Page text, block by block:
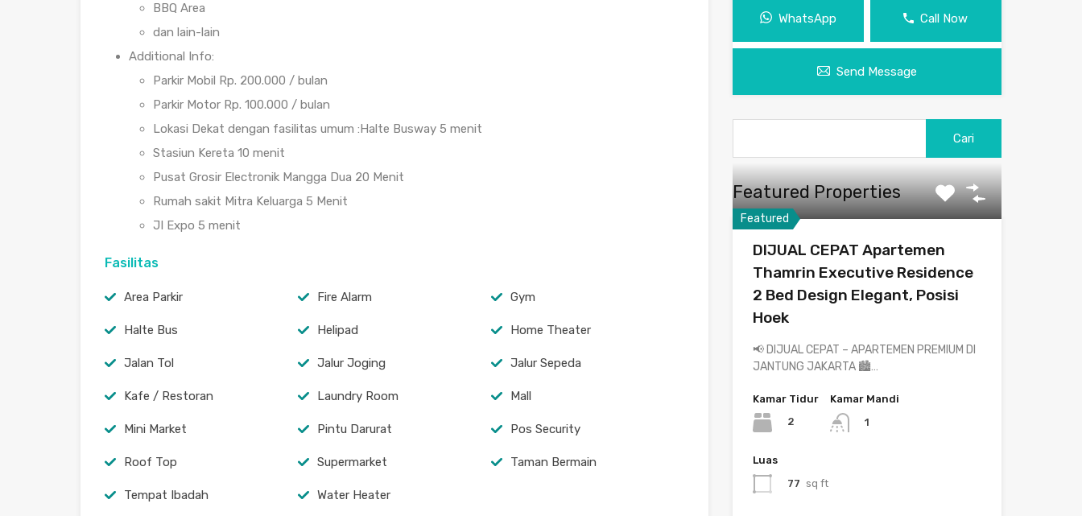
BBQ Area
dan lain-lain
Additional Info:
Parkir Mobil Rp. 200.000 / bulan
Parkir Motor Rp. 100.000 / bulan
Lokasi Dekat dengan fasilitas umum :Halte Busway 5 menit
Stasiun Kereta 10 menit
Pusat Grosir Electronik Mangga Dua 20 Menit
Rumah sakit Mitra Keluarga 5 Menit
JI Expo 5 menit
Fasilitas
Area Parkir Fire Alarm Gym
Halte Bus Helipad Home Theater
Jalan Tol Jalur Joging Jalur Sepeda
Kafe / Restoran Laundry Room Mall
Mini Market Pintu Darurat Pos Security
Roof Top Supermarket Taman Bermain
Tempat Ibadah Water Heater
WhatsApp Call Now
Send Message
Featured Properties
Featured
DIJUAL CEPAT Apartemen
Thamrin Executive Residence
2 Bed Design Elegant, Posisi
Hoek
📢 DIJUAL CEPAT – APARTEMEN PREMIUM DI
JANTUNG JAKARTA 🏙️…
Kamar Tidur
2
Kamar Mandi
1
Luas
77 sq ft